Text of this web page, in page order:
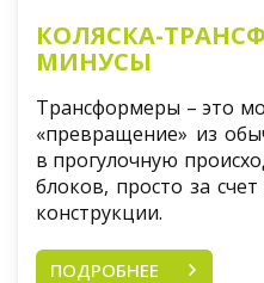
КОЛЯСКА-
МИНУСЫ
Трансформеры – это
«превращение» из
в прогулочную
блоков, просто за
конструкции.
ПОДРОБНЕЕ